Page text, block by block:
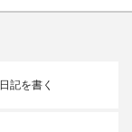
日記を書く